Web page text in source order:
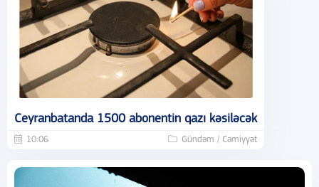
Ceyranbatanda 1500 abonentin qazı kəsiləcək
10:06 Gündəm / Cəmiyyət